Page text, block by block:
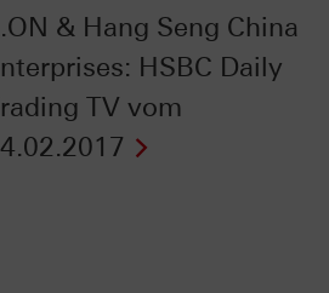
& Hang Seng China
HSBC Daily
TV vom